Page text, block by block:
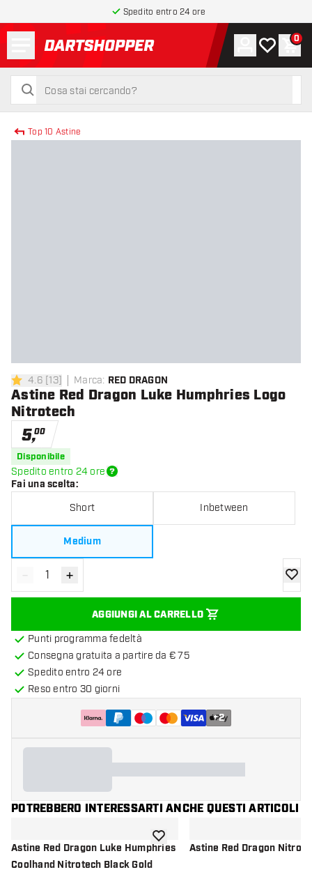
Spedito entro 24 ore
torna alla home page
cerca
cerca
Account
La mia0
Top 10 Astine
4.6 stelle di valutazione
4.6 [13] Marca: RED DRAGON
Astine Red Dragon Luke Humphries Logo
Nitrotech
5,00
Disponibile
Spedito entro 24 ore
Fai una scelta:
Short Inbetween
Medium
Diminuisci quantità
- Aumenta quantità
+
AGGIUNGI AL CARRELLO
Punti programma fedeltà
Consegna gratuita a partire da € 75
Spedito entro 24 ore
Reso entro 30 giorni
+2
POTREBBERO INTERESSARTI ANCHE QUESTI ARTICOLI
Astine Red Dragon Luke Humphries
Coolhand Nitrotech Black Gold
aggiungi alla lista dei desideri
Astine Red Dragon